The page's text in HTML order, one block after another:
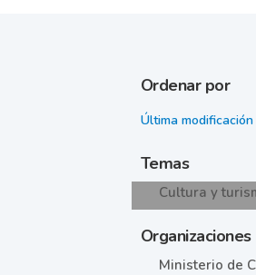
Ordenar por
Temas
Cultura y
Organizaciones
Ministerio de